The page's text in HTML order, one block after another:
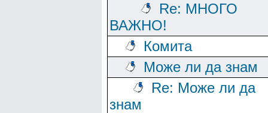
Re: МНОГО
ВАЖНО!
Комита
Може ли да знам
Re: Може ли да
знам